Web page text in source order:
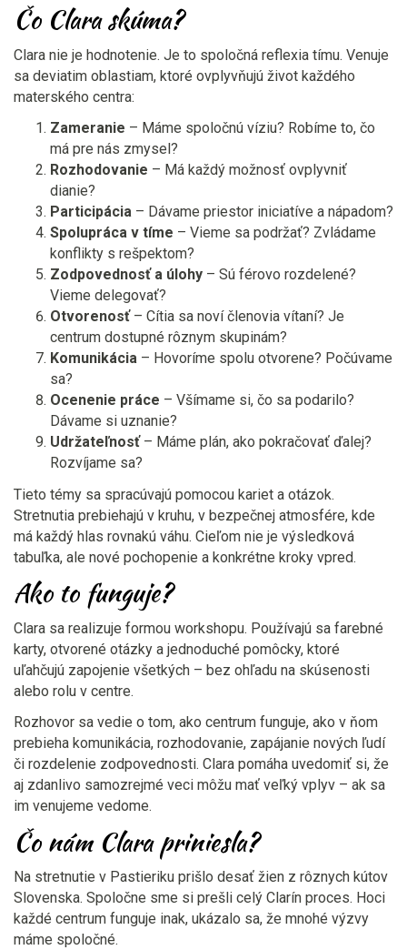
Čo Clara skúma?
Clara nie je hodnotenie. Je to spoločná reflexia tímu. Venuje
sa deviatim oblastiam, ktoré ovplyvňujú život každého
materského centra:
Zameranie – Máme spoločnú víziu? Robíme to, čo
má pre nás zmysel?
Rozhodovanie – Má každý možnosť ovplyvniť
dianie?
Participácia – Dávame priestor iniciatíve a nápadom?
Spolupráca v tíme – Vieme sa podržať? Zvládame
konflikty s rešpektom?
Zodpovednosť a úlohy – Sú férovo rozdelené?
Vieme delegovať?
Otvorenosť– Cítia sa noví členovia vítaní? Je
centrum dostupné rôznym skupinám?
Komunikácia – Hovoríme spolu otvorene? Počúvame
sa?
Ocenenie práce – Všímame si, čo sa podarilo?
Dávame si uznanie?
Udržateľnosť– Máme plán, ako pokračovať ďalej?
Rozvíjame sa?
Tieto témy sa spracúvajú pomocou kariet a otázok.
Stretnutia prebiehajú v kruhu, v bezpečnej atmosfére, kde
má každý hlas rovnakú váhu. Cieľom nie je výsledková
tabuľka, ale nové pochopenie a konkrétne kroky vpred.
Ako to funguje?
Clara sa realizuje formou workshopu. Používajú sa farebné
karty, otvorené otázky a jednoduché pomôcky, ktoré
uľahčujú zapojenie všetkých – bez ohľadu na skúsenosti
alebo rolu v centre.
Rozhovor sa vedie o tom, ako centrum funguje, ako v ňom
prebieha komunikácia, rozhodovanie, zapájanie nových ľudí
či rozdelenie zodpovednosti. Clara pomáha uvedomiť si, že
aj zdanlivo samozrejmé veci môžu mať veľký vplyv – ak sa
im venujeme vedome.
Čo nám Clara priniesla?
Na stretnutie v Pastieriku prišlo desať žien z rôznych kútov
Slovenska. Spoločne sme si prešli celý Clarín proces. Hoci
každé centrum funguje inak, ukázalo sa, že mnohé výzvy
máme spoločné.